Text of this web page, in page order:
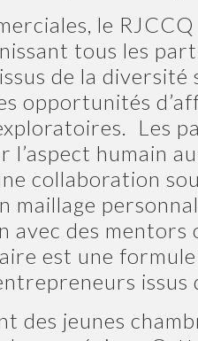
le
tous les
de la diversité
opportunités
Les
l’aspect humain
collaboration
maillage
avec des mentors
est une
issus
des jeunes